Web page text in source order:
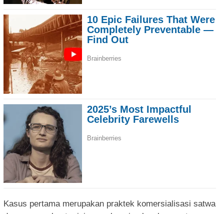
Kasus pertama merupakan praktek komersialisasi satwa